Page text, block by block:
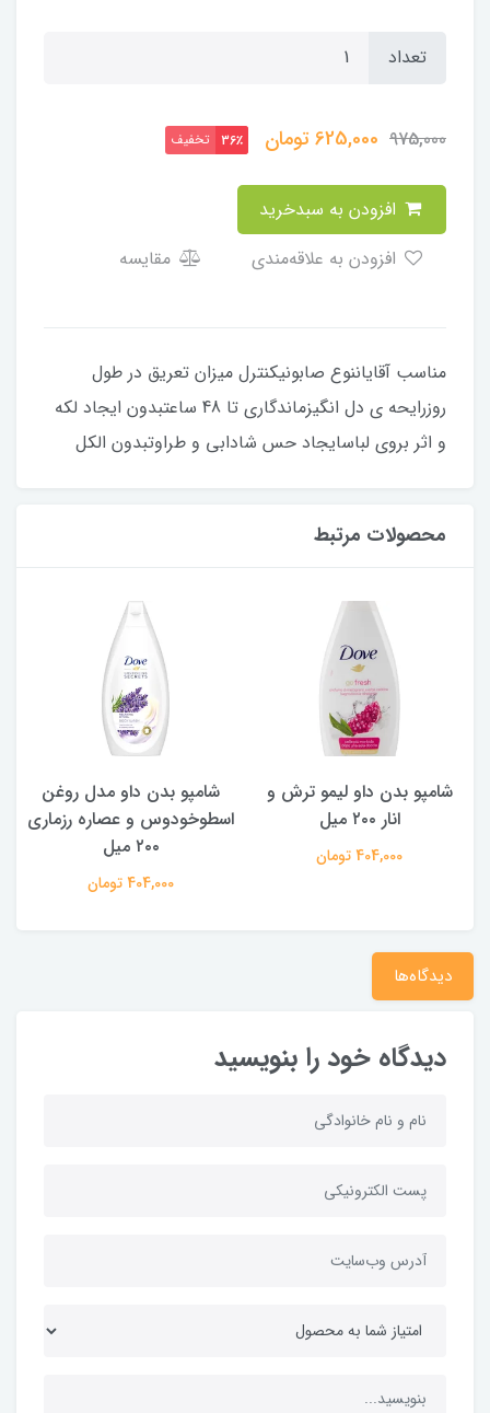
تعداد
975,000
625,000تومان 36٪ تخفیف
مقایسه
مناسب آقایاننوع صابونیکنترل میزان تعریق در طول
روزرایحه ی دل انگیزماندگاری تا 48 ساعت
بدون ایجاد لکه
و اثر بروی لباسایجاد حس شادابی و طراوتبدون الکل
محصولات مرتبط
شامپو بدن داو لیمو ترش و
انار ۲۰۰ میل
404,000 تومان
شامپو بدن ‌داو مدل روغن
اسطوخودوس و عصاره رزماری
۲۰۰ میل
404,000 تومان
دیدگاه‌ها
دیدگاه خود را بنویسید